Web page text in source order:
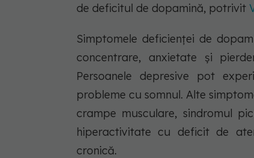
de deficitul de dopamină, potrivit
Simptomele deficienței de
concentrare, anxietate și
Persoanele depresive pot
probleme cu somnul. Alte
crampe musculare, sindromul
hiperactivitate cu deficit de
cronică.